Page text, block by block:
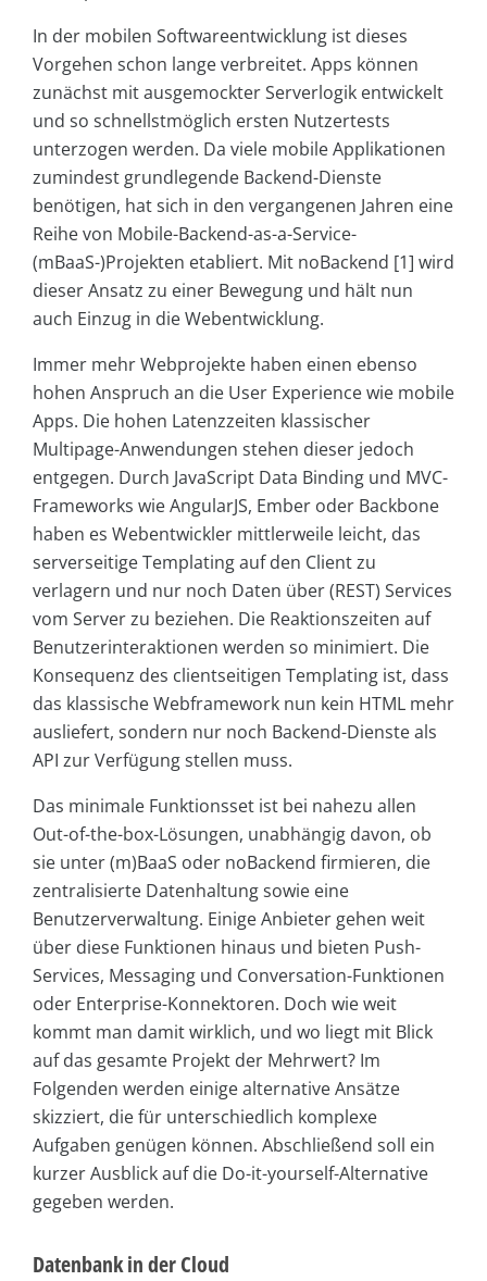
In der mobilen Softwareentwicklung ist dieses
Vorgehen schon lange verbreitet. Apps können
zunächst mit ausgemockter Serverlogik entwickelt
und so schnellstmöglich ersten Nutzertests
unterzogen werden. Da viele mobile Applikationen
zumindest grundlegende Backend-Dienste
benötigen, hat sich in den vergangenen Jahren eine
Reihe von Mobile-Backend-as-a-Service-
(mBaaS-)Projekten etabliert. Mit noBackend [1] wird
dieser Ansatz zu einer Bewegung und hält nun
auch Einzug in die Webentwicklung.
Immer mehr Webprojekte haben einen ebenso
hohen Anspruch an die User Experience wie mobile
Apps. Die hohen Latenzzeiten klassischer
Multipage-Anwendungen stehen dieser jedoch
entgegen. Durch JavaScript Data Binding und MVC-
Frameworks wie AngularJS, Ember oder Backbone
haben es Webentwickler mittlerweile leicht, das
serverseitige Templating auf den Client zu
verlagern und nur noch Daten über (REST) Services
vom Server zu beziehen. Die Reaktionszeiten auf
Benutzerinteraktionen werden so minimiert. Die
Konsequenz des clientseitigen Templating ist, dass
das klassische Webframework nun kein HTML mehr
ausliefert, sondern nur noch Backend-Dienste als
API zur Verfügung stellen muss.
Das minimale Funktionsset ist bei nahezu allen
Out-of-the-box-Lösungen, unabhängig davon, ob
sie unter (m)BaaS oder noBackend firmieren, die
zentralisierte Datenhaltung sowie eine
Benutzerverwaltung. Einige Anbieter gehen weit
über diese Funktionen hinaus und bieten Push-
Services, Messaging und Conversation-Funktionen
oder Enterprise-Konnektoren. Doch wie weit
kommt man damit wirklich, und wo liegt mit Blick
auf das gesamte Projekt der Mehrwert? Im
Folgenden werden einige alternative Ansätze
skizziert, die für unterschiedlich komplexe
Aufgaben genügen können. Abschließend soll ein
kurzer Ausblick auf die Do-it-yourself-Alternative
gegeben werden.
Datenbank in der Cloud